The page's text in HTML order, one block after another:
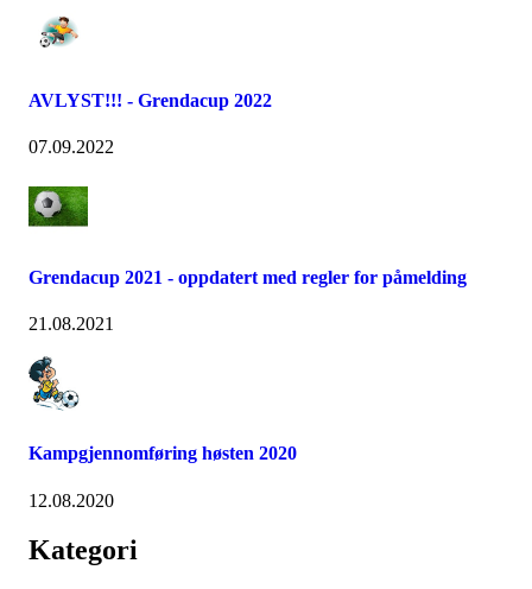
AVLYST!!! - Grendacup 2022
07.09.2022
Grendacup 2021 - oppdatert med regler for påmelding
21.08.2021
Kampgjennomføring høsten 2020
12.08.2020
Kategori